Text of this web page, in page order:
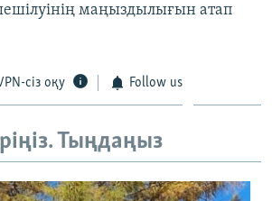
маңыздылығын атап
сіз оқу Follow us
Тыңдаңыз